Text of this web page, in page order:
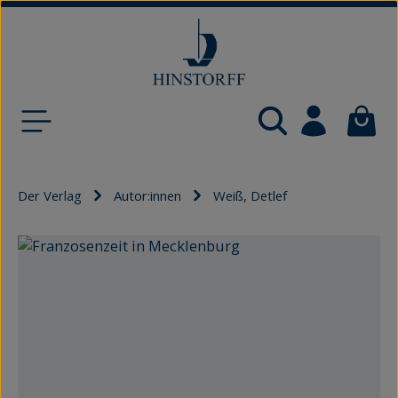
Der Verlag Autor:innen Weiß, Detlef
Bildergalerie überspringen